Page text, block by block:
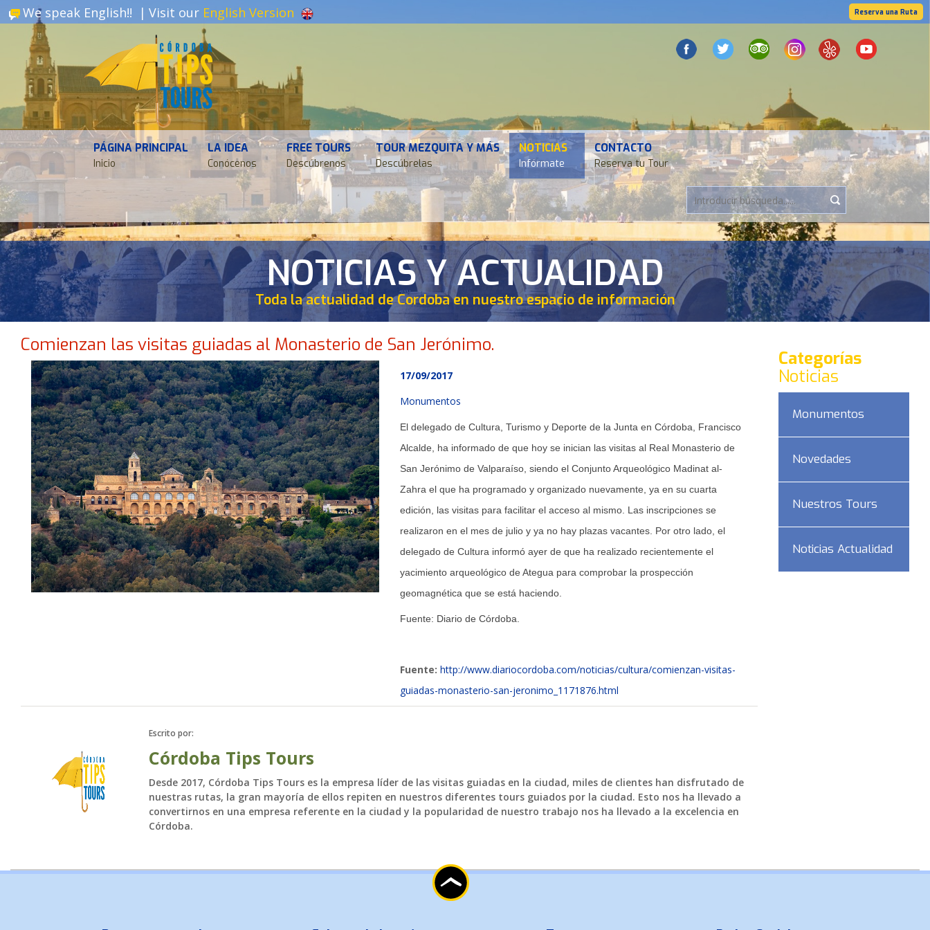
We speak English!! | Visit our English Version Reserva una Ruta
PÁGINA PRINCIPAL
Inicio
LA IDEA
Conócenos
FREE TOURS
Descúbrenos
TOUR MEZQUITA Y MÁS
Descúbrelas
NOTICIAS
Infórmate
CONTACTO
Reserva tu Tour
NOTICIAS Y ACTUALIDAD
Toda la actualidad de Cordoba en nuestro espacio de información
NOTICIAS Y ACTUALIDAD
Toda la actualidad de Cordoba en nuestro espacio de información
NOTICIAS Y ACTUALIDAD
Comienzan las visitas guiadas al Monasterio de San Jerónimo.
17/09/2017
Monumentos
El delegado de Cultura, Turismo y Deporte de la Junta en Córdoba, Francisco
Alcalde, ha informado de que hoy se inician las visitas al Real Monasterio de
San Jerónimo de Valparaíso, siendo el Conjunto Arqueológico Madinat al-
Zahra el que ha programado y organizado nuevamente, ya en su cuarta
edición, las visitas para facilitar el acceso al mismo. Las inscripciones se
realizaron en el mes de julio y ya no hay plazas vacantes. Por otro lado, el
delegado de Cultura informó ayer de que ha realizado recientemente el
yacimiento arqueológico de Ategua para comprobar la prospección
geomagnética que se está haciendo.
Fuente: Diario de Córdoba.
Fuente: http://www.diariocordoba.com/noticias/cultura/comienzan-visitas-
guiadas-monasterio-san-jeronimo_1171876.html
Escrito por:
Córdoba Tips Tours
Desde 2017, Córdoba Tips Tours es la empresa líder de las visitas guiadas en la ciudad, miles de clientes han disfrutado de
nuestras rutas, la gran mayoría de ellos repiten en nuestros diferentes tours guiados por la ciudad. Esto nos ha llevado a
convertirnos en una empresa referente en la ciudad y la popularidad de nuestro trabajo nos ha llevado a la excelencia en
Córdoba.
Categorías
Noticias
Monumentos
Novedades
Nuestros Tours
Noticias Actualidad